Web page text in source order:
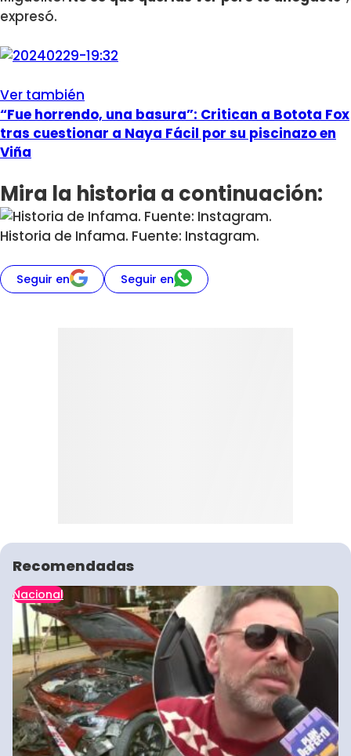
expresó.
Ver también
“Fue horrendo, una basura”: Critican a Botota Fox
tras cuestionar a Naya Fácil por su piscinazo en
Viña
Mira la historia a continuación:
Historia de Infama. Fuente: Instagram.
Seguir en Seguir en
Recomendadas
Nacional